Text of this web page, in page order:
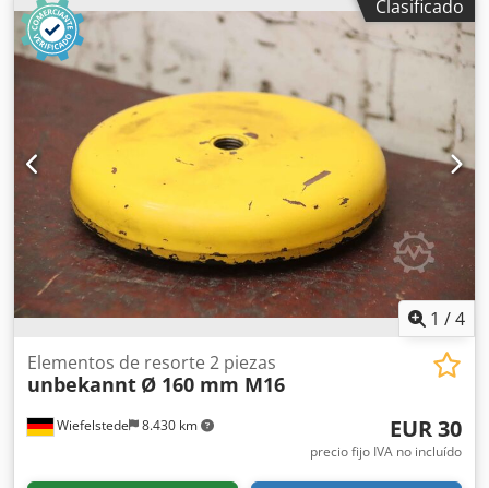
pie de nivelación -Para: máquinas herramienta e
instalaciones -Altura de construcción: 168 mm -Carga: 15-
24 kN -Cantidad: 2 unidades -Precio/Venta: completo
Dkodpfx Aodf Hh Hsdqer -Dimensiones por unidad:
448/240/A168 mm -Peso total: 70 kg
Clasificado
1 /4
Wiefelstede 8.430 km
Elementos de resorte 2 piezas
unbekannt Ø 160 mm M16
EUR 30
precio fijo IVA no incluído